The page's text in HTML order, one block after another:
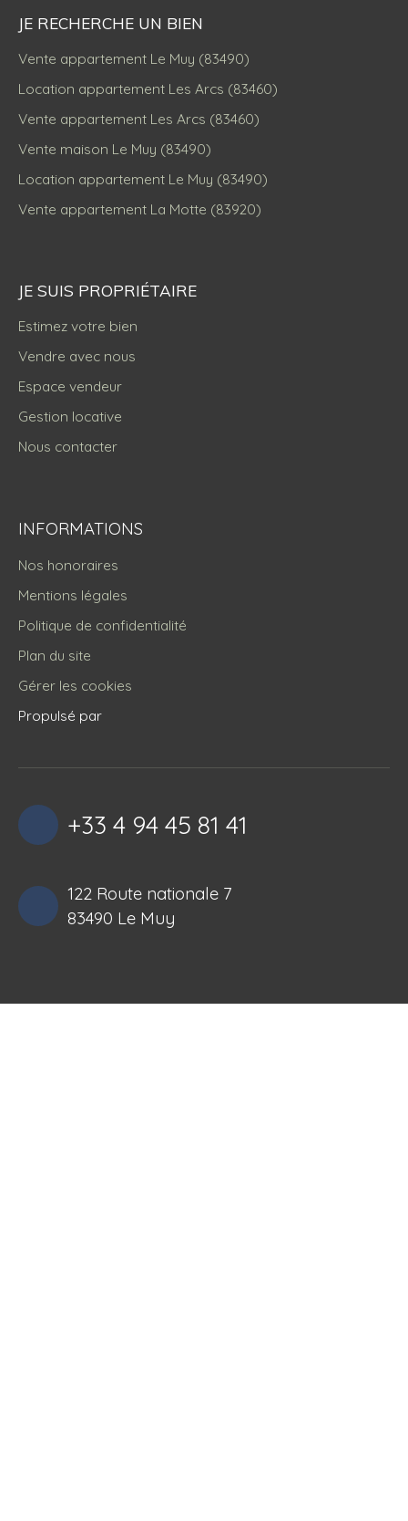
JE RECHERCHE UN BIEN
Vente appartement Le Muy (83490)
Location appartement Les Arcs (83460)
Vente appartement Les Arcs (83460)
Vente maison Le Muy (83490)
Location appartement Le Muy (83490)
Vente appartement La Motte (83920)
JE SUIS PROPRIÉTAIRE
Estimez votre bien
Vendre avec nous
Espace vendeur
Gestion locative
Nous contacter
INFORMATIONS
Nos honoraires
Mentions légales
Politique de confidentialité
Plan du site
Gérer les cookies
Propulsé par
+33 4 94 45 81 41
122 Route nationale 7
83490 Le Muy